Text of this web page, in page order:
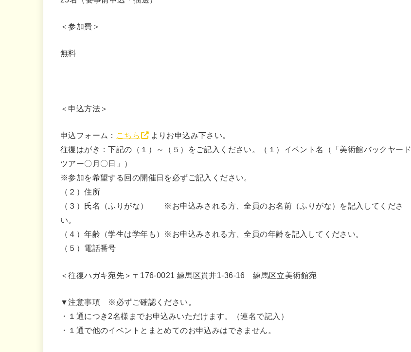
＜参加費＞
無料
＜申込方法＞
申込フォーム： こちら
よりお申込み下さい。
往復はがき：下記の（１）～（５）をご記入ください。（１）イベント名（「美術館バックヤード
ツアー〇月〇日」）
※参加を希望する回の開催日を必ずご記入ください。
（２）住所
（３）氏名（ふりがな） ※お申込みされる方、全員のお名前（ふりがな）を記入してくださ
い。
（４）年齢（学生は学年も）※お申込みされる方、全員の年齢を記入してください。
（５）電話番号
＜往復ハガキ宛先＞〒176-0021 練馬区貫井1-36-16 練馬区立美術館宛
▼注意事項 ※必ずご確認ください。
・１通につき2名様までお申込みいただけます。（連名で記入）
・１通で他のイベントとまとめてのお申込みはできません。